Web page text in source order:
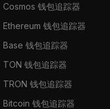
Cosmos 钱包追踪器
Ethereum 钱包追踪器
Base 钱包追踪器
TON 钱包追踪器
TRON 钱包追踪器
Bitcoin 钱包追踪器